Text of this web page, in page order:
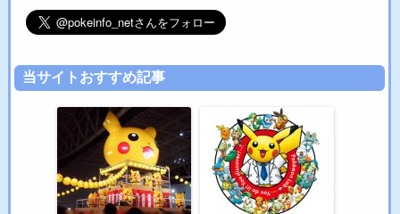
当サイトおすすめ記事